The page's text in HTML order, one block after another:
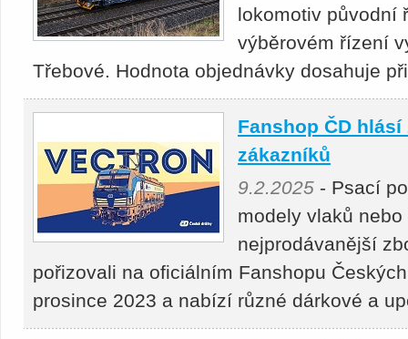
lokomotiv původní
výběrovém řízení
Třebové. Hodnota objednávky dosahuje
Fanshop ČD
zákazníků
9.2.2025 - Psací
modely vlaků
nejprodávanější
pořizovali na oficiálním Fanshopu
prosince 2023 a nabízí různé dárkové a